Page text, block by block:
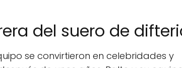
del suero de
se convirtieron en celebridades y